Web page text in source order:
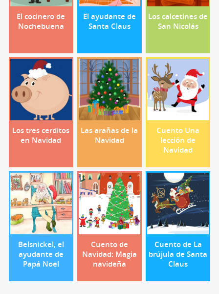
El cocinero de
Nochebuena
El ayudante de
Santa Claus
Los calcetines de
San Nicolás
Los tres cerditos
en Navidad
Las arañas de la
Navidad
Cuento Una
lección de
Navidad
Belsnickel, el
ayudante de
Papá Noel
Cuento de
Navidad: Magia
navideña
Cuento de La
brújula de Santa
Claus